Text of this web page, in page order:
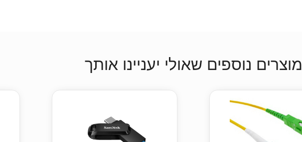
מוצרים נוספים שאולי יעניינו אותך